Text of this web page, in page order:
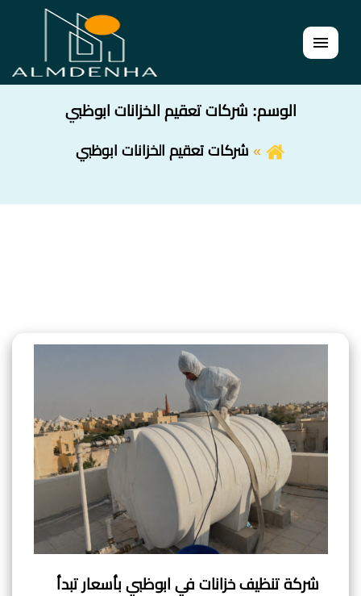
القائمة
الوسم: شركات تعقيم الخزانات ابوظبي
شركات تعقيم الخزانات ابوظبي
شركة تنظيف خزانات في ابوظبي بأسعار تبدأ